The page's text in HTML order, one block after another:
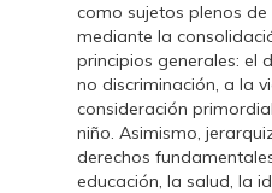
como sujetos plenos
mediante la
principios generales: el
no discriminación, a la
consideración
niño. Asimismo,
derechos
educación, la salud, la